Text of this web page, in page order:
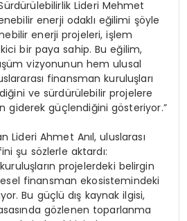
Lideri Mehmet
enerji odaklı eğilimi şöyle
enerji projeleri, işlem
bir paya sahip. Bu eğilim,
vizyonunun hem ulusal
finansman kuruluşları
ve sürdürülebilir projelere
giderek güçlendiğini gösteriyor.”
Lideri Ahmet Anıl, uluslarası
şu sözlerle aktardı:
projelerdeki belirgin
finansman ekosistemindeki
Bu güçlü dış kaynak ilgisi,
gözlenen toparlanma